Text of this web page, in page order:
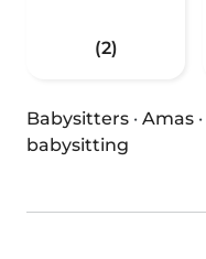
(2)
Babysitters · Amas ·
babysitting